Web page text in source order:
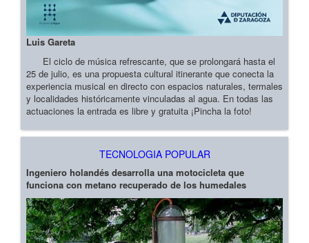
Luis Gareta
El ciclo de música refrescante, que se prolongará hasta el
25 de julio, es una propuesta cultural itinerante que conecta la
experiencia musical en directo con espacios naturales, termales
y localidades históricamente vinculadas al agua. En todas las
actuaciones la entrada es libre y gratuita ¡Pincha la foto!
TECNOLOGIA POPULAR
Ingeniero holandés desarrolla una motocicleta que
funciona con metano recuperado de los humedales